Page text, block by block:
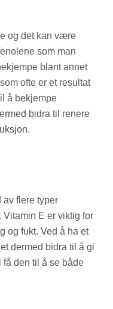
og det kan være
som man
blant annet
ofte er et resultat
å bekjempe
bidra til renere
av flere typer
Vitamin E er viktig for
og fukt. Ved å ha et
dermed bidra til å gi
få den til å se både